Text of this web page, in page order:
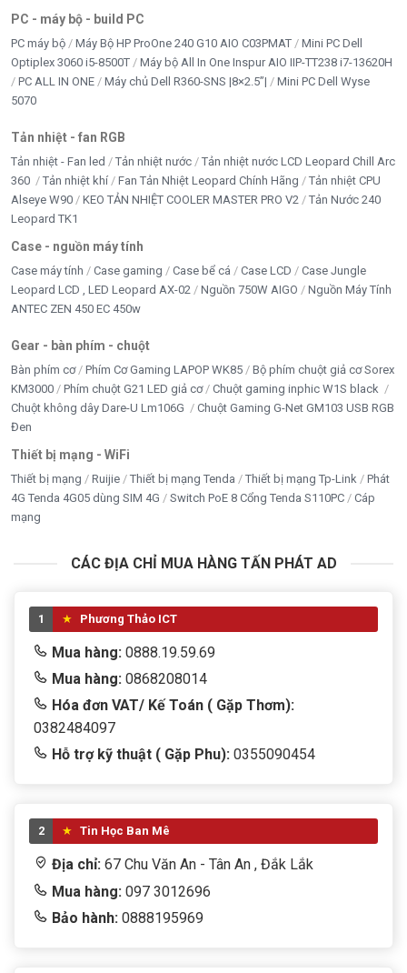
PC - máy bộ - build PC
PC máy bộ Máy Bộ HP ProOne 240 G10 AIO C03PMAT
Mini PC Dell
Optiplex 3060 i5-8500T
Máy bộ All In One Inspur AIO IIP-TT238 i7-13620H
PC ALL IN ONE
Máy chủ Dell R360-SNS |8×2.5”|
Mini PC Dell Wyse
5070
Tản nhiệt - fan RGB
Tản nhiệt - Fan led Tản nhiệt nước
Tản nhiệt nước LCD Leopard Chill Arc
360
Tản nhiệt khí Fan Tản Nhiệt Leopard Chính Hãng
Tản nhiệt CPU
Alseye W90
KEO TẢN NHIỆT COOLER MASTER PRO V2
Tản Nước 240
Leopard TK1
Case - nguồn máy tính
Case máy tính Case gaming Case bể cá Case LCD
Case Jungle
Leopard LCD , LED Leopard AX-02
Nguồn 750W AIGO
Nguồn Máy Tính
ANTEC ZEN 450 EC 450w
Gear - bàn phím - chuột
Bàn phím cơ Phím Cơ Gaming LAPOP WK85
Bộ phím chuột giả cơ Sorex
KM3000
Phím chuột G21 LED giả cơ
Chuột gaming inphic W1S black
Chuột không dây Dare-U Lm106G
Chuột Gaming G-Net GM103 USB RGB
Đen
Thiết bị mạng - WiFi
Thiết bị mạng Ruijie Thiết bị mạng Tenda Thiết bị mạng Tp-Link
Phát
4G Tenda 4G05 dùng SIM 4G
Switch PoE 8 Cổng Tenda S110PC
Cáp
mạng
CÁC ĐỊA CHỈ MUA HÀNG TẤN PHÁT AD
1 Phương Thảo ICT
Mua hàng: 0888.19.59.69
Mua hàng: 0868208014
Hóa đơn VAT/ Kế Toán ( Gặp Thơm):
0382484097
Hỗ trợ kỹ thuật ( Gặp Phu): 0355090454
2 Tin Học Ban Mê
Địa chỉ: 67 Chu Văn An - Tân An , Đắk Lắk
Mua hàng: 097 3012696
Bảo hành: 0888195969